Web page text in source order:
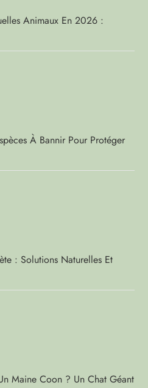
Animaux En 2026 :
À Bannir Pour Protéger
: Solutions Naturelles Et
Maine Coon ? Un Chat Géant